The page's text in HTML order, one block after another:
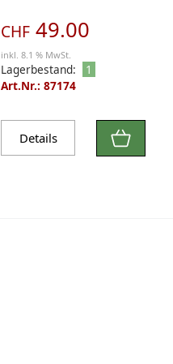
CHF 49.00
inkl. 8.1 % MwSt.
Lagerbestand:
1
Art.Nr.: 87174
Details